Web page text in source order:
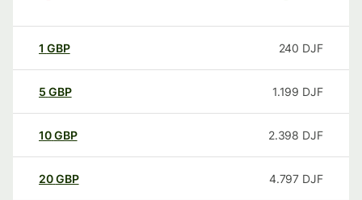
1 GBP 240 DJF
5 GBP 1.199 DJF
10GBP 2.398 DJF
20GBP 4.797 DJF